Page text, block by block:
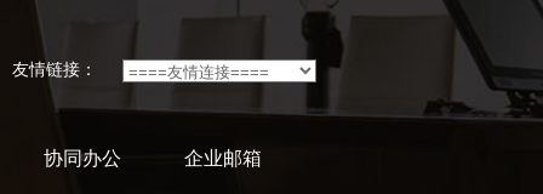
友情链接：
协同办公 企业邮箱